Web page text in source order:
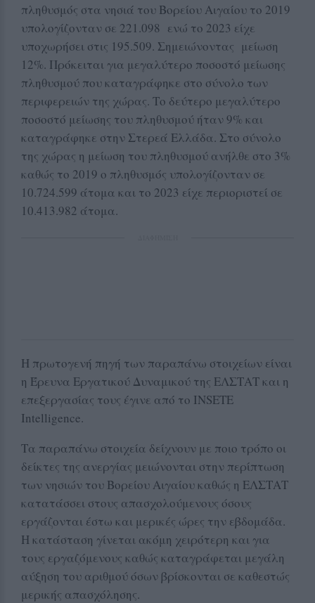
πληθυσμός στα νησιά του Βορείου Αιγαίου το 2019
υπολογίζονταν σε 221.098 ενώ το 2023 είχε
υποχωρήσει στις 195.509. Σημειώνοντας μείωση
12%. Πρόκειται για μεγαλύτερο ποσοστό μείωσης
πληθυσμού που καταγράφηκε στο σύνολο των
περιφερειών της χώρας. Το δεύτερο μεγαλύτερο
ποσοστό μείωσης του πληθυσμού ήταν 9% και
καταγράφηκε στην Στερεά Ελλάδα. Στο σύνολο
της χώρας η μείωση του πληθυσμού ανήλθε στο 3%
καθώς το 2019 ο πληθυσμός υπολογίζονταν σε
10.724.599 άτομα και το 2023 είχε περιοριστεί σε
10.413.982 άτομα.
Η πρωτογενή πηγή των παραπάνω στοιχείων είναι
η Έρευνα Εργατικού Δυναμικού της ΕΛΣΤΑΤ και η
επεξεργασίας τους έγινε από το INSETE
Intelligence.
Τα παραπάνω στοιχεία δείχνουν με ποιο τρόπο οι
δείκτες της ανεργίας μειώνονται στην περίπτωση
των νησιών του Βορείου Αιγαίου καθώς η ΕΛΣΤΑΤ
κατατάσσει στους απασχολούμενους όσους
εργάζονται έστω και μερικές ώρες την εβδομάδα.
Η κατάσταση γίνεται ακόμη χειρότερη και για
τους εργαζόμενους καθώς καταγράφεται μεγάλη
αύξηση του αριθμού όσων βρίσκονται σε καθεστώς
μερικής απασχόλησης.